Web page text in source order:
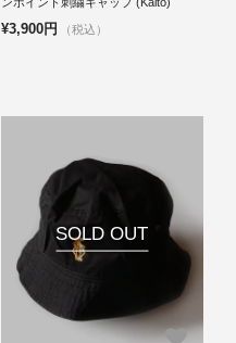
¥3,900円 （税込）
SOLD OUT